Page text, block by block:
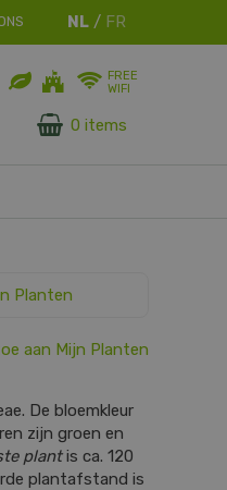
FREE
WIFI
0 items
Planten
aan Mijn Planten
De bloemkleur
zijn groen en
plantis ca. 120
plantafstand is